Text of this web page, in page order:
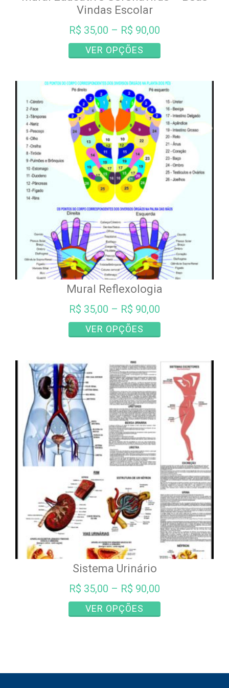
Vindas Escolar
R$ 35,00 – R$ 90,00
VER OPÇÕES
produto
várias
variantes.
As
opções
podem
ser
escolhidas
na
página
produto
Mural Reflexologia
R$ 35,00 – R$ 90,00
VER OPÇÕES
produto
várias
variantes.
opções
podem
ser
escolhidas
página
do
produto
Sistema Urinário
R$ 35,00 – R$ 90,00
VER OPÇÕES
produto